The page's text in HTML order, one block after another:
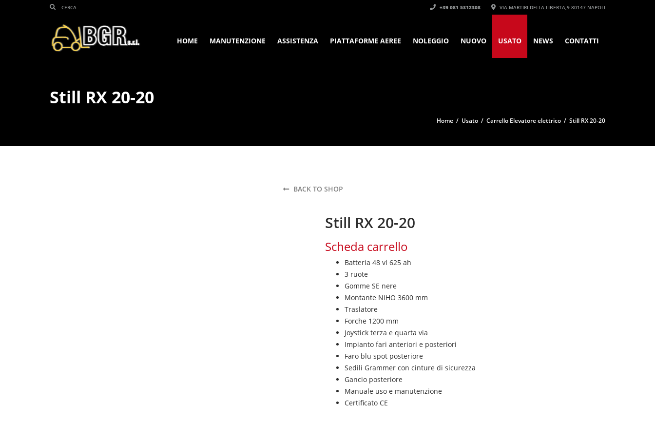
+39 081 5312308‬ VIA MARTIRI DELLA LIBERTA,9 80147 NAPOLI
HOME MANUTENZIONE ASSISTENZA PIATTAFORME AEREE NOLEGGIO NUOVO USATO NEWS CONTATTI
Still RX 20-20
Home / Usato / Carrello Elevatore elettrico / Still RX 20-20
BACK TO SHOP
Still RX 20-20
Scheda carrello
Batteria 48 vl 625 ah
3 ruote
Gomme SE nere
Montante NIHO 3600 mm
Traslatore
Forche 1200 mm
Joystick terza e quarta via
Impianto fari anteriori e posteriori
Faro blu spot posteriore
Sedili Grammer con cinture di sicurezza
Gancio posteriore
Manuale uso e manutenzione
Certificato CE